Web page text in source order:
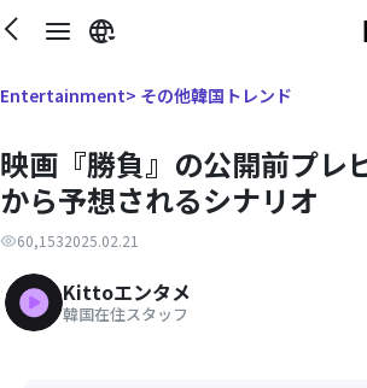
Entertainment> その他韓国トレンド
映画『勝負』の公開前プレ
から予想されるシナリオ
60,1532025.02.21
Kittoエンタメ
韓国在住スタッフ